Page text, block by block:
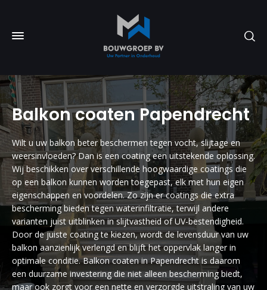
Balkon coaten Papendrecht
Wilt u uw balkon beter beschermen tegen vocht, slijtage en
weersinvloeden? Dan is een coating een uitstekende oplossing.
Wij beschikken over verschillende hoogwaardige coatings die
op een balkon kunnen worden toegepast, elk met hun eigen
eigenschappen en voordelen. Zo zijn er coatings die extra
bescherming bieden tegen waterinfiltratie, terwijl andere
varianten juist uitblinken in slijtvastheid of UV-bestendigheid.
Door de juiste coating te kiezen, wordt de levensduur van uw
balkon aanzienlijk verlengd en blijft het oppervlak langer in
optimale conditie. Balkon coaten in Papendrecht is daarom
een duurzame investering die niet alleen bescherming biedt,
maar ook zorgt voor een nette en verzorgde uitstraling van uw